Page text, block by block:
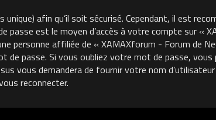
afin qu’il soit sécurisé. Cependant, il est
est le moyen d’accès à votre compte sur «
personne affiliée de « XAMAXforum - Forum de
passe. Si vous oubliez votre mot de passe,
vous demandera de fournir votre nom
reconnecter.